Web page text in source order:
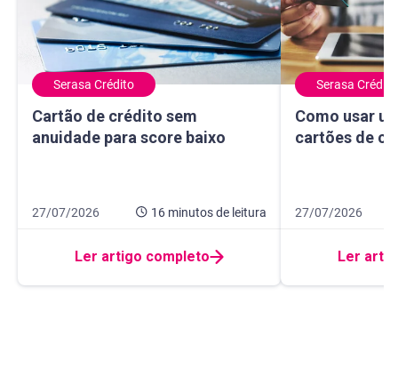
Serasa Crédito
Cartão de crédito sem
anuidade para score baixo
Cartão de crédito sem anuidade para score baixo
Data de publicação 27 de julho de 2026
27/07/2026 16 minutosde leitura
16 minutos de leitura
Ler artigo completo
Serasa Crédito
Como usar
cartões de
Como usar um
Data de
27/07/2026
10 minutos de
Ler